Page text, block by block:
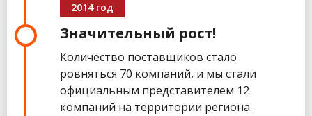
2014 год
Значительный рост!
Количество поставщиков стало
ровняться 70 компаний, и мы стали
официальным представителем 12
компаний на территории региона.